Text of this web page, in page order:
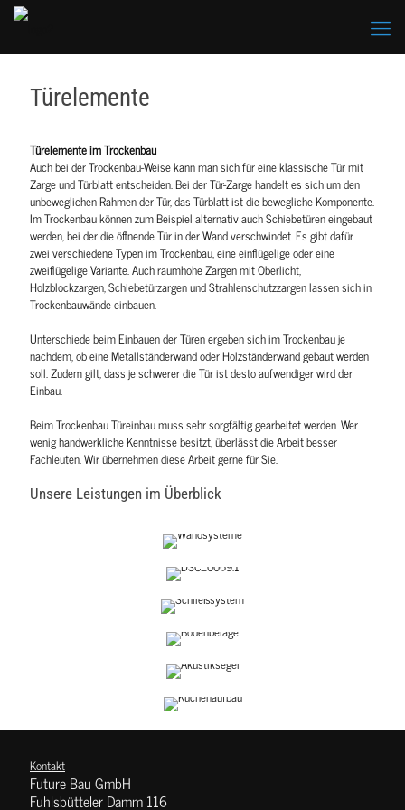
Türelemente
Türelemente im Trockenbau
Auch bei der Trockenbau-Weise kann man sich für eine klassische Tür mit
Zarge und Türblatt entscheiden. Bei der Tür-Zarge handelt es sich um den
unbeweglichen Rahmen der Tür, das Türblatt ist die bewegliche Komponente.
Im Trockenbau können zum Beispiel alternativ auch Schiebetüren eingebaut
werden, bei der die öffnende Tür in der Wand verschwindet. Es gibt dafür
zwei verschiedene Typen im Trockenbau, eine einflügelige oder eine
zweiflügelige Variante. Auch raumhohe Zargen mit Oberlicht,
Holzblockzargen, Schiebetürzargen und Strahlenschutzzargen lassen sich in
Trockenbauwände einbauen.
Unterschiede beim Einbauen der Türen ergeben sich im Trockenbau je
nachdem, ob eine Metallständerwand oder Holzständerwand gebaut werden
soll. Zudem gilt, dass je schwerer die Tür ist desto aufwendiger wird der
Einbau.
Beim Trockenbau Türeinbau muss sehr sorgfältig gearbeitet werden. Wer
wenig handwerkliche Kenntnisse besitzt, überlässt die Arbeit besser
Fachleuten. Wir übernehmen diese Arbeit gerne für Sie.
Unsere Leistungen im Überblick
Wandsysteme
Deckensysteme
Türelemente
Bodenbeläge
Akustiksegel
ergänzende
Kontakt
Future Bau GmbH
Fuhlsbütteler Damm 116